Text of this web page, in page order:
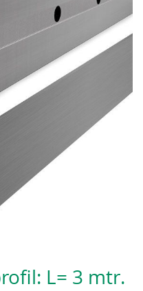
L= 3 mtr.